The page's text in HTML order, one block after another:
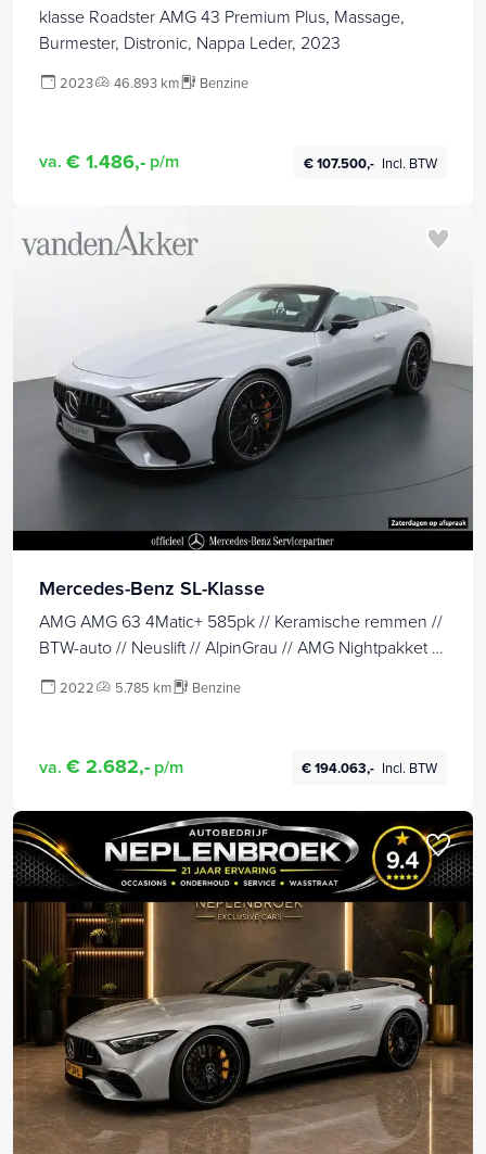
klasse Roadster AMG 43 Premium Plus, Massage,
Burmester, Distronic, Nappa Leder, 2023
2023 46.893 km Benzine
va. € 1.486,- p/m € 107.500,- Incl. BTW
Mercedes-Benz SL-Klasse
AMG AMG 63 4Matic+ 585pk // Keramische remmen //
BTW-auto // Neuslift // AlpinGrau // AMG Nightpakket II
2022 5.785 km Benzine
va. € 2.682,- p/m € 194.063,- Incl. BTW